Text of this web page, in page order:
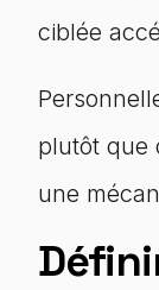
ciblée
plutôt que
une